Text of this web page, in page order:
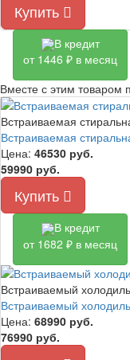
Купить
В кредит
от 1446 ₽ в месяц
Вместе с этим товаром
Встраиваемая
Встраиваемая
Цена: 46530 руб.
59990 руб.
Купить
В кредит
от 1682 ₽ в месяц
Встраиваемый
Встраиваемый
Цена: 68990 руб.
76990 руб.